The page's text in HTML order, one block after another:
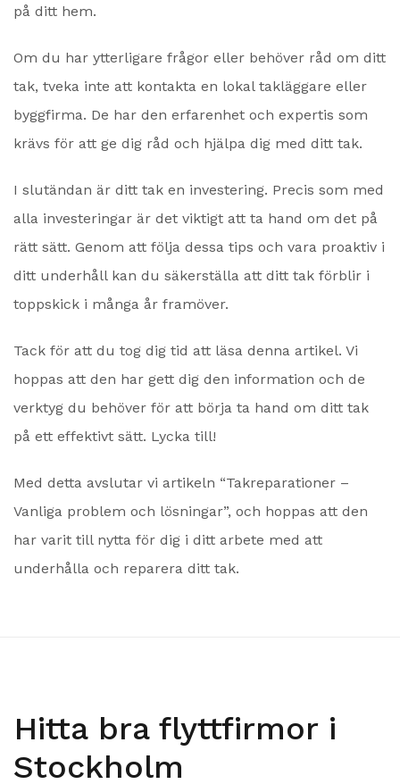
på ditt hem.
Om du har ytterligare frågor eller behöver råd om ditt
tak, tveka inte att kontakta en lokal takläggare eller
byggfirma. De har den erfarenhet och expertis som
krävs för att ge dig råd och hjälpa dig med ditt tak.
I slutändan är ditt tak en investering. Precis som med
alla investeringar är det viktigt att ta hand om det på
rätt sätt. Genom att följa dessa tips och vara proaktiv i
ditt underhåll kan du säkerställa att ditt tak förblir i
toppskick i många år framöver.
Tack för att du tog dig tid att läsa denna artikel. Vi
hoppas att den har gett dig den information och de
verktyg du behöver för att börja ta hand om ditt tak
på ett effektivt sätt. Lycka till!
Med detta avslutar vi artikeln “Takreparationer –
Vanliga problem och lösningar”, och hoppas att den
har varit till nytta för dig i ditt arbete med att
underhålla och reparera ditt tak.
Hitta bra flyttfirmor i
Stockholm